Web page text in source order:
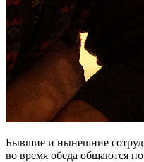
Бывшие и нынешние
во время обеда общаются по